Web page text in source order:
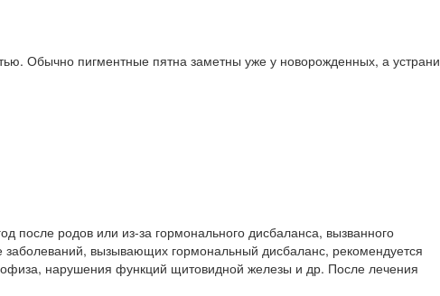
Обычно пигментные пятна заметны уже у новорожденных, а
родов или из-за гормонального дисбаланса, вызванного
вызывающих гормональный дисбаланс, рекомендуется
нарушения функций щитовидной железы и др. После лечения